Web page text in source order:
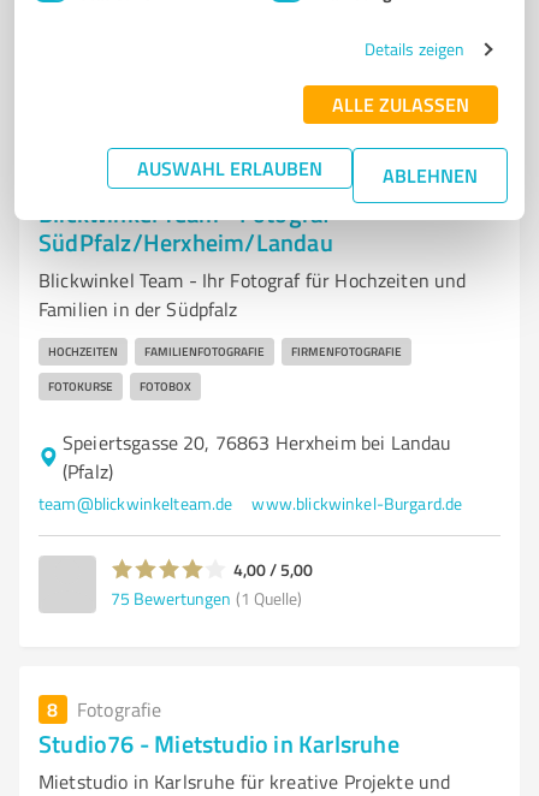
Details zeigen
ALLE ZULASSEN
AUSWAHL ERLAUBEN ABLEHNEN
Fotografie
Blickwinkel Team - Fotograf
SüdPfalz/Herxheim/Landau
Blickwinkel Team - Ihr Fotograf für Hochzeiten und
Familien in der Südpfalz
HOCHZEITEN FAMILIENFOTOGRAFIE FIRMENFOTOGRAFIE
FOTOKURSE FOTOBOX
Speiertsgasse 20, 76863 Herxheim bei Landau
(Pfalz)
team@blickwinkelteam.de www.blickwinkel-Burgard.de
4,00 / 5,00
75 Bewertungen (1 Quelle)
8 Fotografie
Studio76 - Mietstudio in Karlsruhe
Mietstudio in Karlsruhe für kreative Projekte und